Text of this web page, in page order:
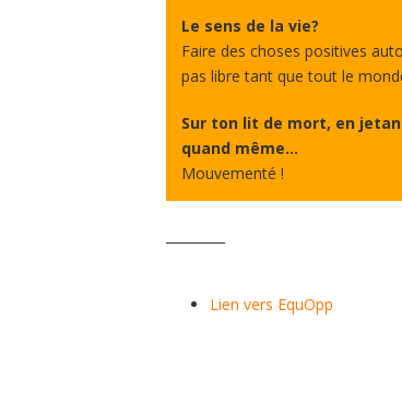
Le sens de la vie?
Faire des choses positives
pas libre tant que tout le
Sur ton lit de mort, en
quand même…
Mouvementé !
Lien vers EquOpp